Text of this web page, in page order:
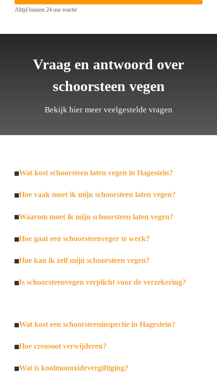
Altijd binnen 24 uur reactie
Vraag en antwoord over
schoorsteen vegen
Bekijk hier meer veelgestelde vragen
Wat kost schoorsteen laten vegen in Hagestein?
Hoe vaak moet ik mijn schoorsteen laten vegen?
Waarom moet ik mijn schoorsteen laten vegen?
Hoe gaat een schoorsteenveger te werk?
Hoe kan ik zelf mijn schoorsteen vegen?
Is schoorsteenvegen verplicht voor de verzekering?
Wat kost een schoorsteeninspectie in Hagestein?
Hoe creosoot verwijderen?
Wat is koolmonoxidevergiftiging?